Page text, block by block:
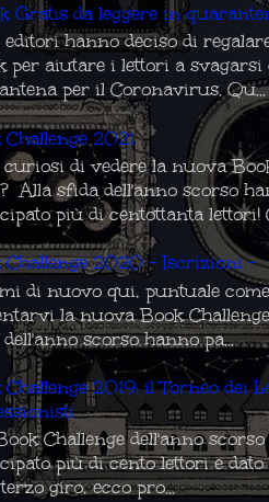
Gratis da leggere in
hanno deciso di
per aiutare i lettori a
per il Coronavirus. Qu...
Challenge 2021
curiosi di vedere la nuova
Alla sfida dell'anno scorso
più di centottanta lettori!
Challenge 2020 - Iscrizioni -
di nuovo qui, puntuale
la nuova Book
scorso hanno pa...
Challenge 2019: il Torneo dei
Challenge dell'anno
più di cento lettori e
giro, ecco pro...